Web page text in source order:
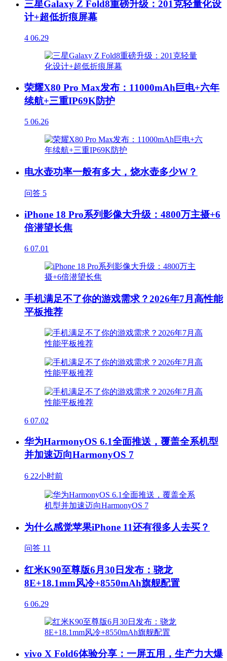
三星Galaxy Z Fold8重磅升级：201克轻量化设
计+超低折痕屏幕
4 06.29
荣耀X80 Pro Max发布：11000mAh巨电+六年
续航+三重IP69K防护
5 06.26
电水壶功率一般有多大，烧水壶多少W？
问答 5
iPhone 18 Pro系列影像大升级：4800万主摄+6
倍潜望长焦
6 07.01
手机满足不了你的游戏需求？2026年7月高性能
平板推荐
6 07.02
华为HarmonyOS 6.1全面推送，覆盖全系机型
并加速迈向HarmonyOS 7
6 22小时前
为什么感觉苹果iPhone 11还有很多人去买？
问答 11
红米K90至尊版6月30日发布：骁龙
8E+18.1mm风冷+8550mAh旗舰配置
6 06.29
vivo X Fold6体验分享：一屏五用，生产力大爆